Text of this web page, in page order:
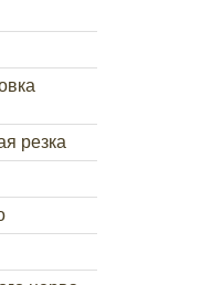
резка